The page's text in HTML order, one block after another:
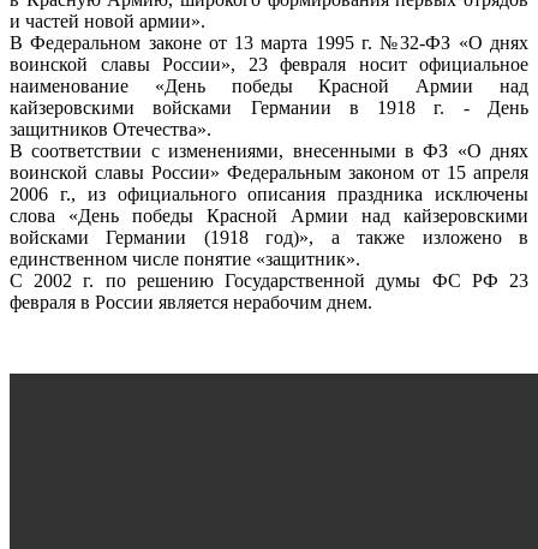
и частей новой армии».
В Федеральном законе от 13 марта 1995 г. №32-ФЗ «О днях
воинской славы России», 23 февраля носит официальное
наименование «День победы Красной Армии над
кайзеровскими войсками Германии в 1918 г. - День
защитников Отечества».
В соответствии с изменениями, внесенными в ФЗ «О днях
воинской славы России» Федеральным законом от 15 апреля
2006 г., из официального описания праздника исключены
слова «День победы Красной Армии над кайзеровскими
войсками Германии (1918 год)», а также изложено в
единственном числе понятие «защитник».
С 2002 г. по решению Государственной думы ФС РФ 23
февраля в России является нерабочим днем.